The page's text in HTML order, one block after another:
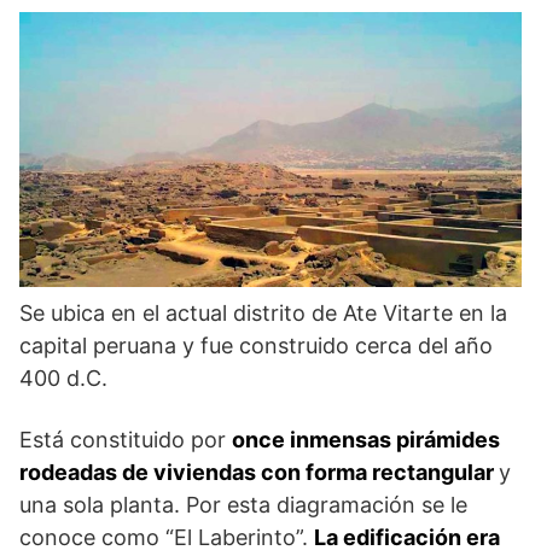
Se ubica en el actual distrito de Ate Vitarte en la
capital peruana y fue construido cerca del año
400 d.C.
Está constituido por once inmensas pirámides
rodeadas de viviendas con forma rectangulary
una sola planta. Por esta diagramación se le
conoce como “El Laberinto”. La edificación era